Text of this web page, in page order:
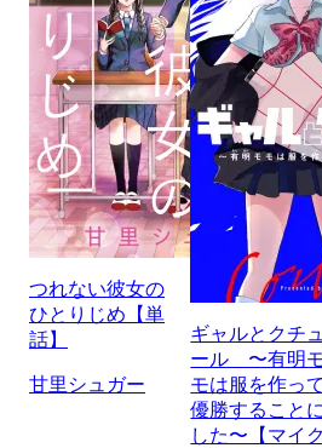
つれない彼女の
ひとりじめ【単
話】
甘里シュガー
ギャルとクチュ
ール 〜有明
モは服を作って
優勝することに
した〜【マイク